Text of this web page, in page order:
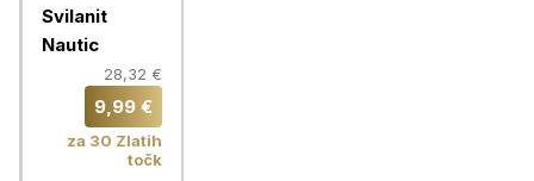
Svilanit
Nautic
28,32 €
9,99 €
za 30 Zlatih
točk